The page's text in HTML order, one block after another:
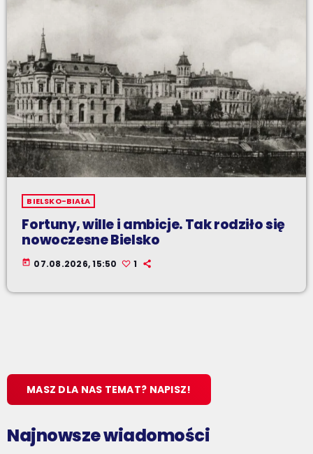
BIELSKO-BIAŁA
Fortuny, wille i ambicje. Tak rodziło się
nowoczesne Bielsko
today 07.08.2026, 15:50 1
MASZ DLA NAS TEMAT? NAPISZ!
Najnowsze wiadomości